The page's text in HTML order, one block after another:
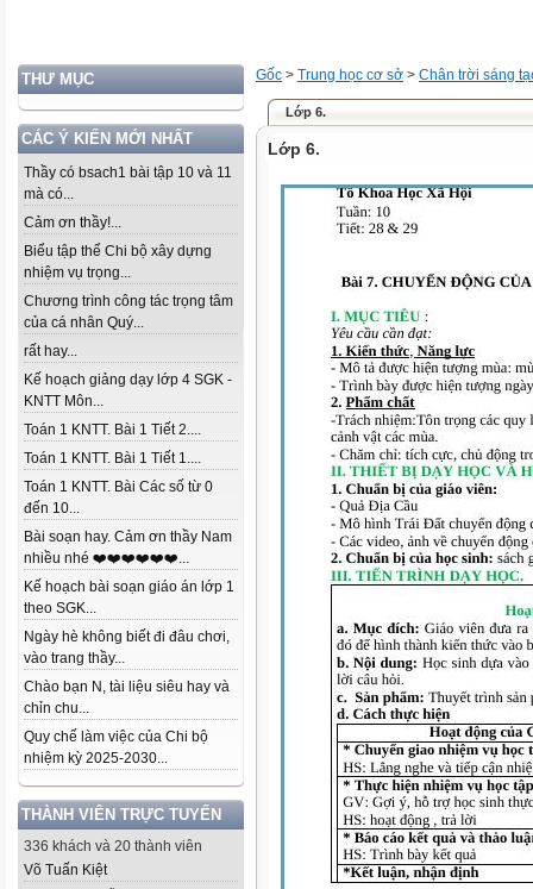
THƯ MỤC
CÁC Ý KIẾN MỚI NHẤT
Thầy có bsach1 bài tập 10 và 11
mà có...
Cảm ơn thầy!...
Biểu tập thể Chi bộ xây dựng
nhiệm vụ trọng...
Chương trình công tác trọng tâm
của cá nhân Quý...
rất hay...
Kế hoạch giảng dạy lớp 4 SGK -
KNTT Môn...
Toán 1 KNTT. Bài 1 Tiết 2....
Toán 1 KNTT. Bài 1 Tiết 1....
Toán 1 KNTT. Bài Các số từ 0
đến 10...
Bài soạn hay. Cảm ơn thầy Nam
nhiều nhé ❤️❤️❤️❤️❤️❤️...
Kế hoạch bài soạn giáo án lớp 1
theo SGK...
Ngày hè không biết đi đâu chơi,
vào trang thầy...
Chào bạn N, tài liệu siêu hay và
chỉn chu...
Quy chế làm việc của Chi bộ
nhiệm kỳ 2025-2030...
THÀNH VIÊN TRỰC TUYẾN
336 khách và 20 thành viên
Võ Tuấn Kiệt
Gốc > Trung học cơ sở > Chân trời sáng
Lớp 6.
Lớp 6.